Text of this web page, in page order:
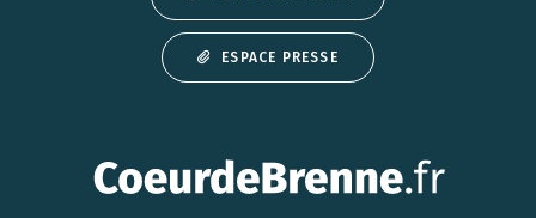
ESPACE PRESSE